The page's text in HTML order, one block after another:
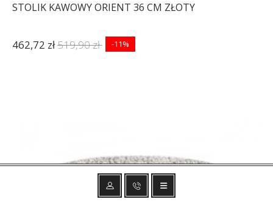
STOLIK KAWOWY ORIENT 36 CM ZŁOTY
462,72 zł519,90 zł -11%